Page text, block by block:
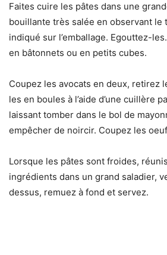
Faites cuire les pâtes dans une
bouillante très salée en observant le
indiqué sur l’emballage. Egouttez-
en bâtonnets ou en petits cubes.
Coupez les avocats en deux, retirez
les en boules à l’aide d’une cuillère
laissant tomber dans le bol de
empêcher de noircir. Coupez les
Lorsque les pâtes sont froides,
ingrédients dans un grand saladier,
dessus, remuez à fond et servez.